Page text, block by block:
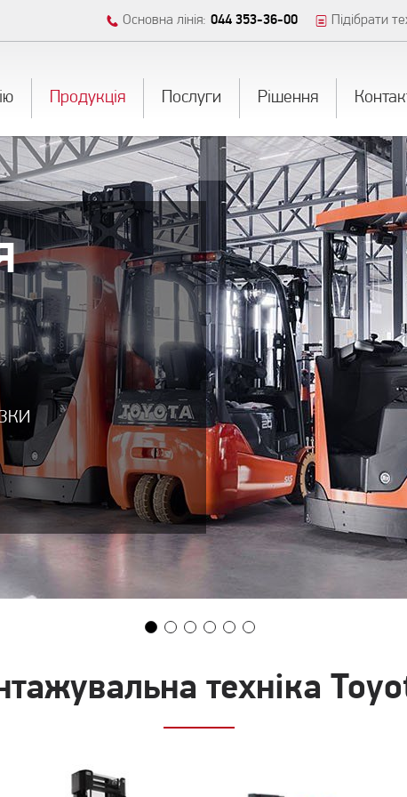
Основна лінія: 044 353-36-00 Підібрати
Продукція Послуги Рішення
СТЕЛАЖНИХ
техніка